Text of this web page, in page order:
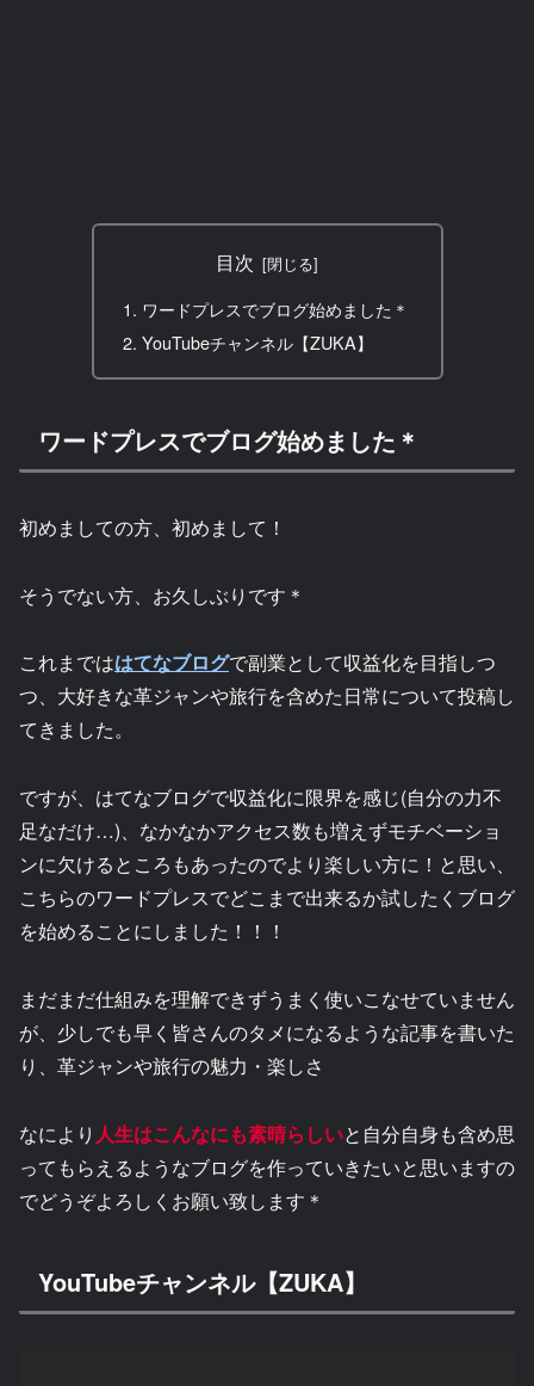
目次
ワードプレスでブログ始めました＊
YouTubeチャンネル【ZUKA】
ワードプレスでブログ始めました＊
初めましての方、初めまして！
そうでない方、お久しぶりです＊
これまでははてなブログで副業として収益化を目指しつ
つ、大好きな革ジャンや旅行を含めた日常について投稿し
てきました。
ですが、はてなブログで収益化に限界を感じ(自分の力不
足なだけ…)、なかなかアクセス数も増えずモチベーショ
ンに欠けるところもあったのでより楽しい方に！と思い、
こちらのワードプレスでどこまで出来るか試したくブログ
を始めることにしました！！！
まだまだ仕組みを理解できずうまく使いこなせていません
が、少しでも早く皆さんのタメになるような記事を書いた
り、革ジャンや旅行の魅力・楽しさ
なにより 人生はこんなにも素晴らしいと自分自身も含め思
ってもらえるようなブログを作っていきたいと思いますの
でどうぞよろしくお願い致します＊
YouTubeチャンネル【ZUKA】